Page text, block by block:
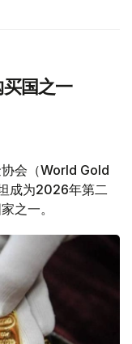
国之一
协会（World Gold
成为2026年第二
之一。